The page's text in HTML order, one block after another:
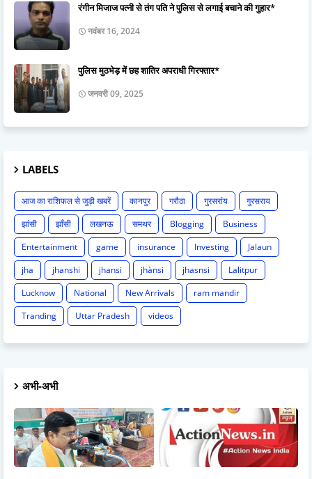
रंगीन मिजाज पत्नी से तंग पति ने पुलिस से लगाई बचाने की गुहार*
नवंबर 16, 2024
पुलिस मुठभेड़ में छह शातिर अपराधी गिरफ्तार*
जनवरी 09, 2025
LABELS
आज का राशिफल से जुड़ी खबरें कानपुर गरौठा गुरसरांय
गुरसराय
झांसी
झाँसी लखनऊ समथर Blogging
Business
Entertainment
game insurance Investing
Jalaun
jha
jhanshi jhansi jhànsi jhasnsi
Lalitpur
Lucknow
National New Arrivals
ram mandir
Tranding
Uttar Pradesh videos
अभी-अभी